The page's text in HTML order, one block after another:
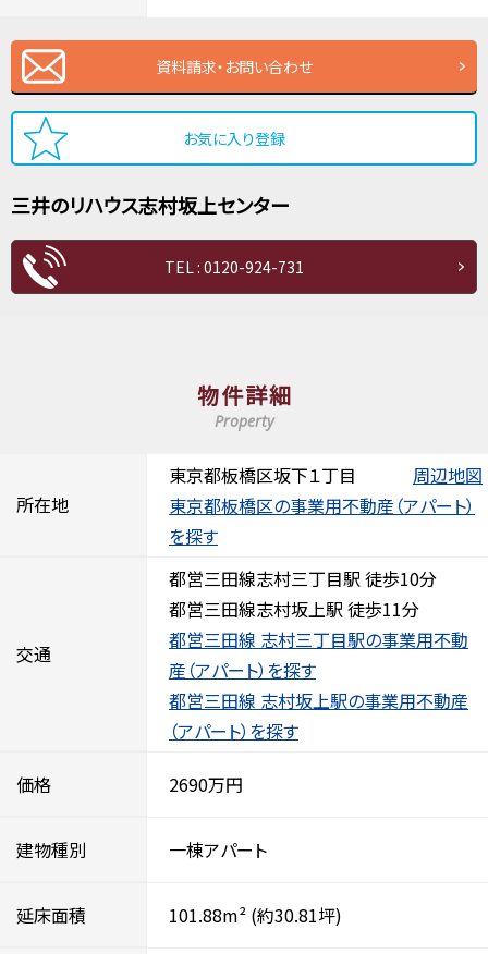
資料請求・お問い合わせ
お気に入り登録
三井のリハウス志村坂上センター
TEL : 0120-924-731
物件詳細
Property
所在地
東京都板橋区坂下１丁目
周辺地図
東京都板橋区の事業用不動産（アパート）
を探す
交通
都営三田線志村三丁目駅 徒歩10分
都営三田線志村坂上駅 徒歩11分
都営三田線 志村三丁目駅の事業用不動
産（アパート）を探す
都営三田線 志村坂上駅の事業用不動産
（アパート）を探す
価格 2690万円
建物種別 一棟アパート
延床面積 101.88m² (約30.81坪)